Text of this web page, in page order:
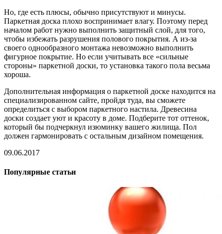
Но, где есть плюсы, обычно присутствуют и минусы.
Паркетная доска плохо воспринимает влагу. Поэтому перед
началом работ нужно выполнить защитный слой, для того,
чтобы избежать разрушения полового покрытия. А из-за
своего однообразного монтажа невозможно выполнить
фигурное покрытие. Но если учитывать все «сильные
стороны» паркетной доски, то установка такого пола весьма
хороша.
Дополнительная информация о паркетной доске находится на
специализированном сайте, пройдя туда, вы сможете
определиться с выбором паркетного настила. Древесина
доски создает уют и красоту в доме. Подберите тот оттенок,
который бы подчеркнул изюминку вашего жилища. Пол
должен гармонировать с остальным дизайном помещения.
09.06.2017
Популярные статьи